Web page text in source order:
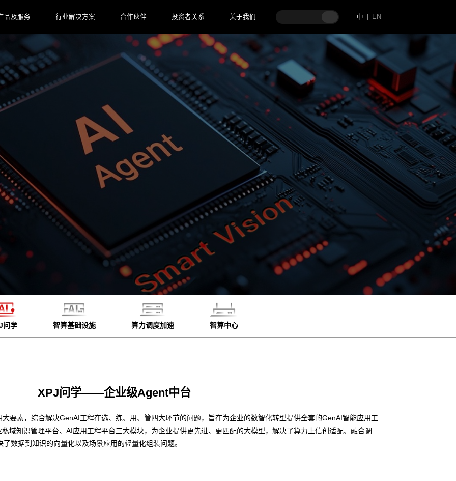
品及服务 行业解决方案 合作伙伴 投资者关系 关于我们 中 EN
问学 智算基础设施 算力调度加速 智算中心
XPJ问学——企业级Agent中台
要素，综合解决GenAI工程在选、练、用、管四大环节的问题，旨在为企业的数智化转型提供全套的GenAI智能应用工
域知识管理平台、AI应用工程平台三大模块，为企业提供更先进、更匹配的大模型，解决了算力上信创适配、融合调
数据到知识的向量化以及场景应用的轻量化组装问题。